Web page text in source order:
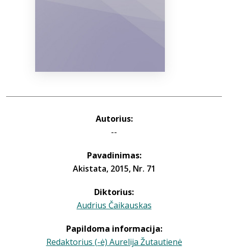
Autorius:
--
Pavadinimas:
Akistata, 2015, Nr. 71
Diktorius:
Audrius Čaikauskas
Papildoma informacija:
Redaktorius (-ė) Aurelija Žutautienė